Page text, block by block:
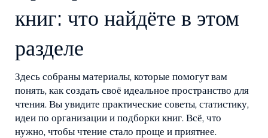
книг: что найдёте в этом
разделе
Здесь собраны материалы, которые помогут вам
понять, как создать своё идеальное пространство для
чтения. Вы увидите практические советы, статистику,
идеи по организации и подборки книг. Всё, что
нужно, чтобы чтение стало проще и приятнее.